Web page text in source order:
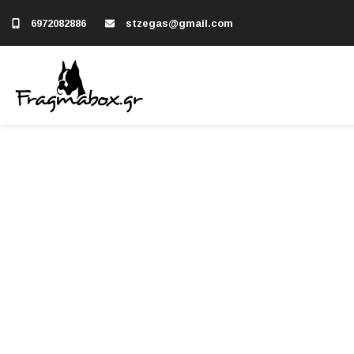
6972082886 stzegas@gmail.com